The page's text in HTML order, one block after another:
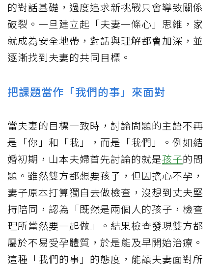
的對話基礎，過度追求新挑戰只會導致關係
破裂。一旦建立起「夫妻一條心」思維，家
就成為安全地帶，對話與理解都會加深，並
逐漸找到夫妻的共同目標。
把課題當作「我們的事」來面對
當夫妻的目標一致時，討論問題的主語不再
是「你」和「我」，而是「我們」。例如結
婚初期，山本夫婦首先討論的就是孩子的問
題。雖然雙方都想要孩子，但因擔心不孕，
妻子原本打算獨自去做檢查，沒想到丈夫堅
持陪同，認為「既然是兩個人的孩子，檢查
理所當然要一起做」。結果檢查發現雙方都
屬於不易受孕體質，於是能及早開始治療。
這種「我們的事」的態度，能讓夫妻面對所